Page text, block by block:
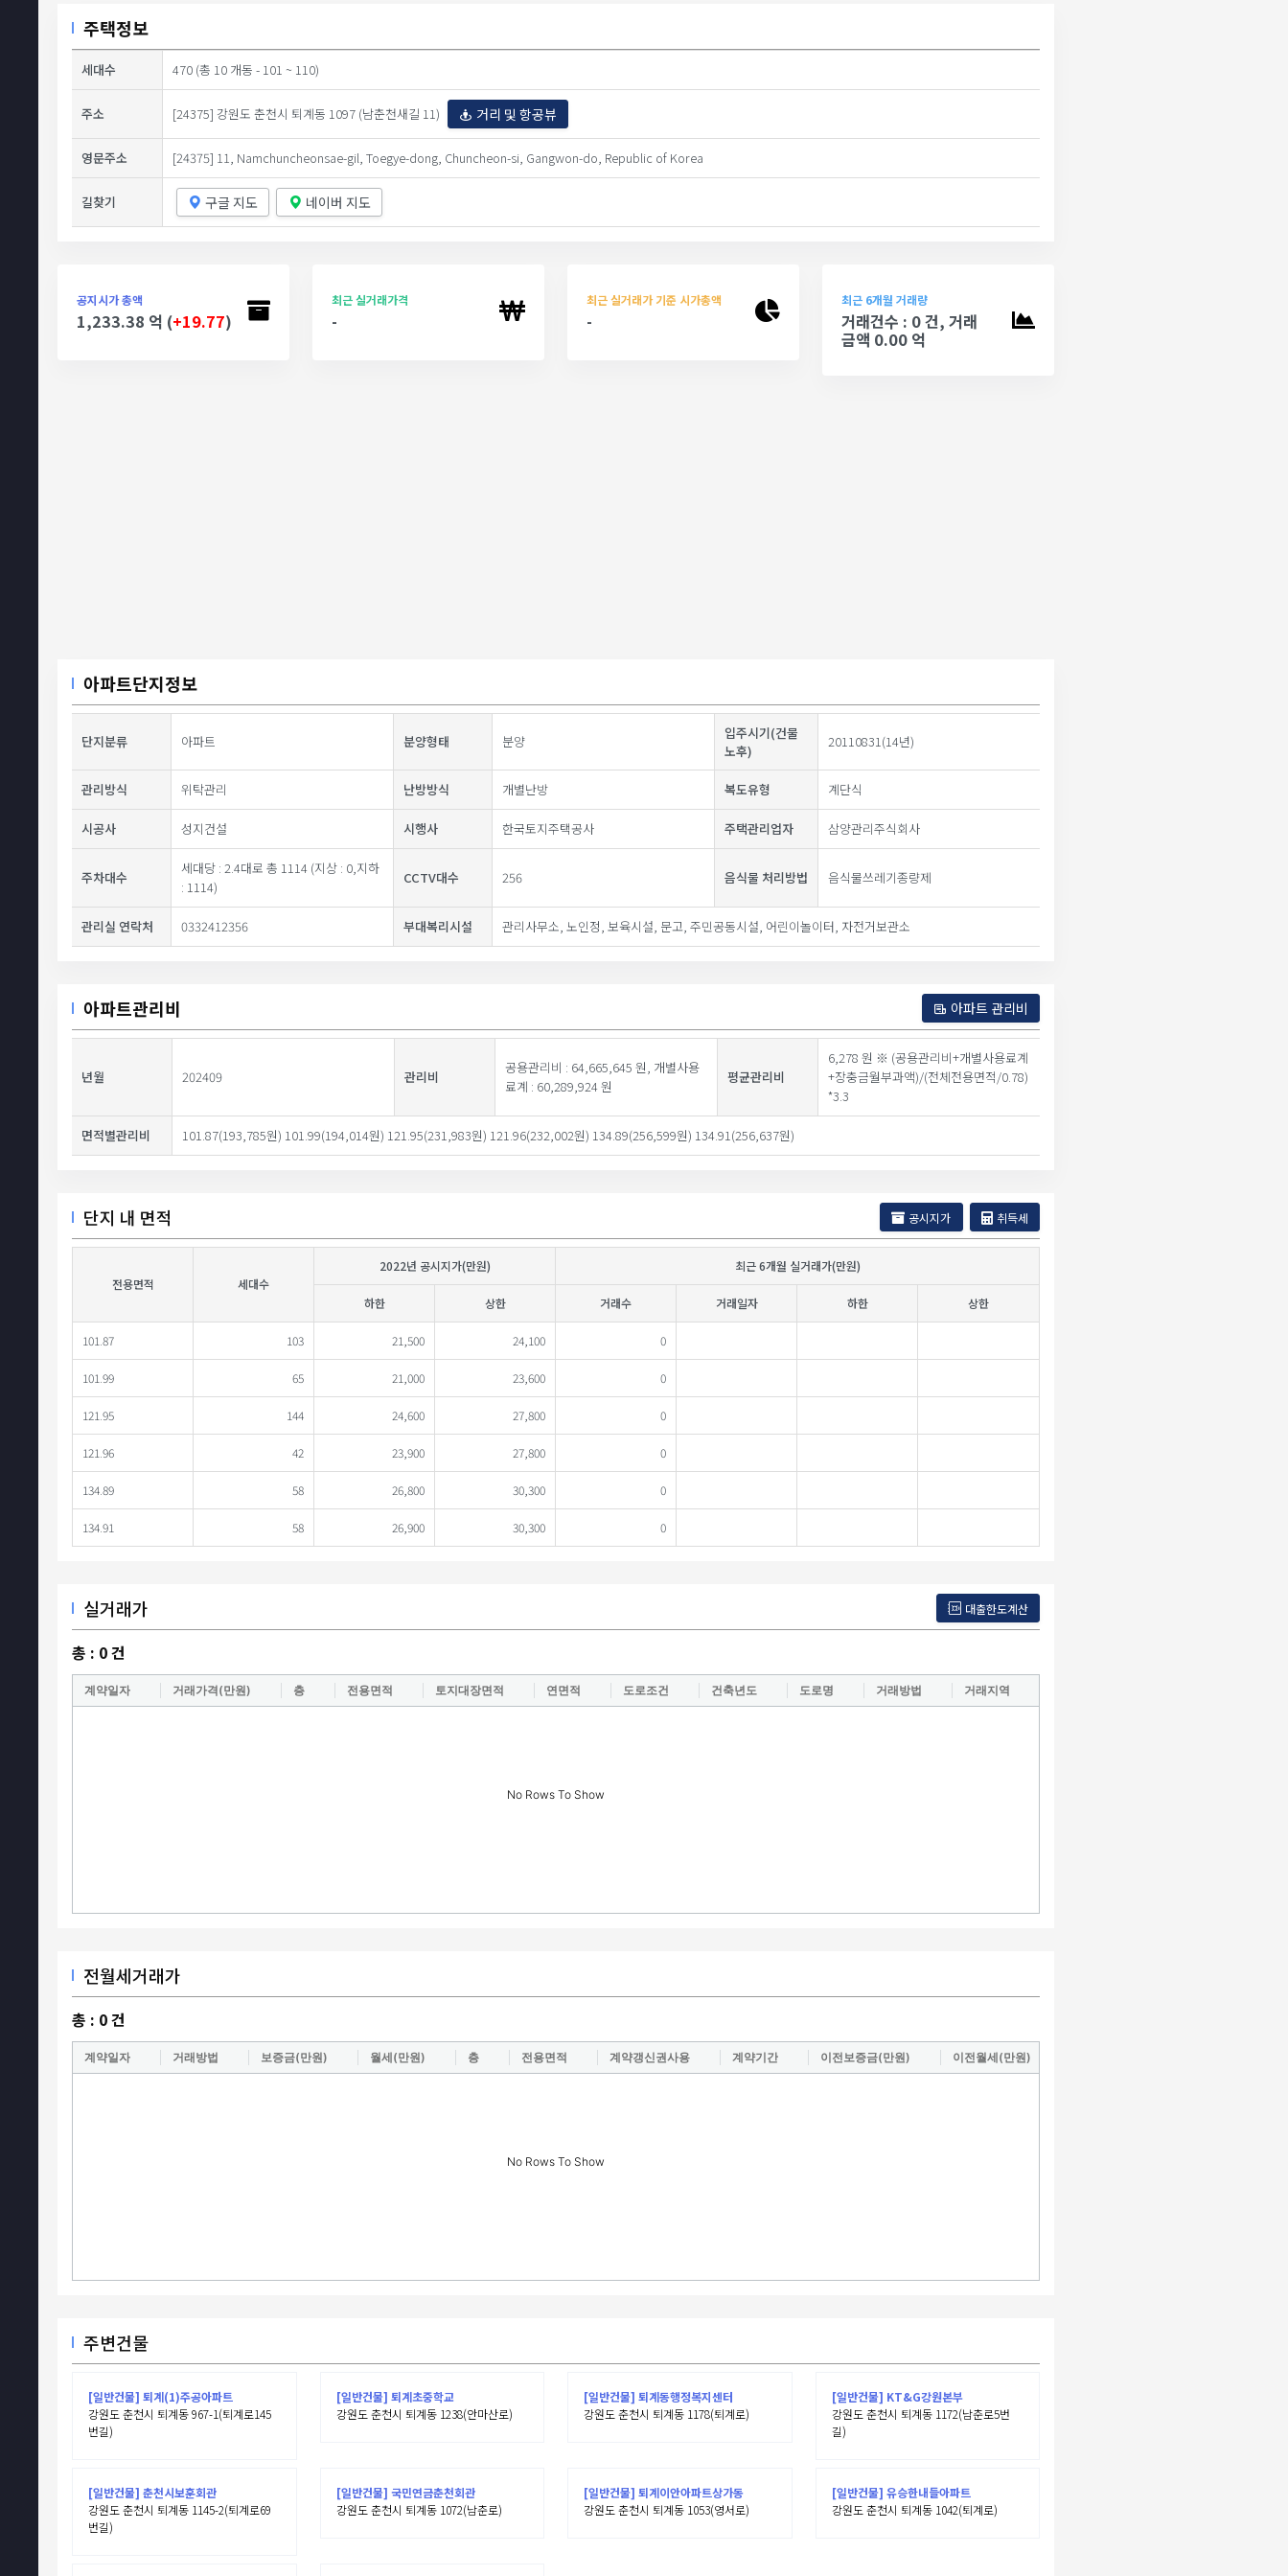
주택정보
세대수 470 (총 10 개동 - 101 ~ 110)
주소 [24375] 강원도 춘천시 퇴계동 1097 (남춘천새길 11) 거리 및 항공뷰
영문주소 [24375] 11, Namchuncheonsae-gil, Toegye-dong, Chuncheon-si, Gangwon-do, Republic of Korea
길찾기 구글 지도 네이버 지도
공지시가 총액
1,233.38 억 (+19.77)
최근 실거래가격
-
최근 실거래가 기준 시가총액
-
최근 6개월 거래량
거래건수 : 0 건, 거래
금액 0.00 억
아파트단지정보
단지분류 아파트 분양형태 분양
입주시기(건물
노후)
20110831(14년)
관리방식 위탁관리 난방방식 개별난방 복도유형 계단식
시공사 성지건설 시행사 한국토지주택공사 주택관리업자 삼양관리주식회사
주차대수
세대당 : 2.4대로 총 1114 (지상 : 0,지하
: 1114)
CCTV대수 256 음식물 처리방법 음식물쓰레기종량제
관리실 연락처 0332412356 부대복리시설 관리사무소, 노인정, 보육시설, 문고, 주민공동시설, 어린이놀이터, 자전거보관소
아파트관리비 아파트 관리비
년월 202409 관리비
공용관리비 : 64,665,645 원, 개별사용
료계 : 60,289,924 원
평균관리비
6,278 원 ※ (공용관리비+개별사용료계
+장충금월부과액)/(전체전용면적/0.78)
*3.3
면적별관리비 101.87(193,785원) 101.99(194,014원) 121.95(231,983원) 121.96(232,002원) 134.89(256,599원) 134.91(256,637원)
단지 내 면적 공시지가 취득세
전용면적 세대수
2022년 공시지가(만원) 최근 6개월 실거래가(만원)
하한 상한 거래수 거래일자 하한 상한
101.87 103 21,500 24,100 0
101.99 65 21,000 23,600 0
121.95 144 24,600 27,800 0
121.96 42 23,900 27,800 0
134.89 58 26,800 30,300 0
134.91 58 26,900 30,300 0
실거래가 대출한도계산
총 : 0건
계약일자 거래가격(만원) 층 전용면적 토지대장면적 연면적 도로조건 건축년도 도로명 거래방법 거래지역
No Rows To Show
전월세거래가
총 : 0건
계약일자 거래방법 보증금(만원) 월세(만원) 층 전용면적 계약갱신권사용 계약기간 이전보증금(만원) 이전월세(만원)
No Rows To Show
주변건물
[일반건물] 퇴계(1)주공아파트
강원도 춘천시 퇴계동 967-1(퇴계로145
번길)
[일반건물] 퇴계초중학교
강원도 춘천시 퇴계동 1238(안마산로)
[일반건물] 퇴계동행정복지센터
강원도 춘천시 퇴계동 1178(퇴계로)
[일반건물] KT&G강원본부
강원도 춘천시 퇴계동 1172(남춘로5번
길)
[일반건물] 춘천시보훈회관
강원도 춘천시 퇴계동 1145-2(퇴계로69
번길)
[일반건물] 국민연금춘천회관
강원도 춘천시 퇴계동 1072(남춘로)
[일반건물] 퇴계이안아파트상가동
강원도 춘천시 퇴계동 1053(영서로)
[일반건물] 유승한내들아파트
강원도 춘천시 퇴계동 1042(퇴계로)